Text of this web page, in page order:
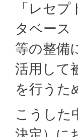
「レセ
タベース
等の整備
活用して
を行うた
こうした